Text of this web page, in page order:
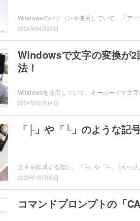
2024年04月23日
Windowsで文字の変換が
法！
2024年02月14日
「├」や「└」のような記
2023年10月05日
コマンドプロンプトの「